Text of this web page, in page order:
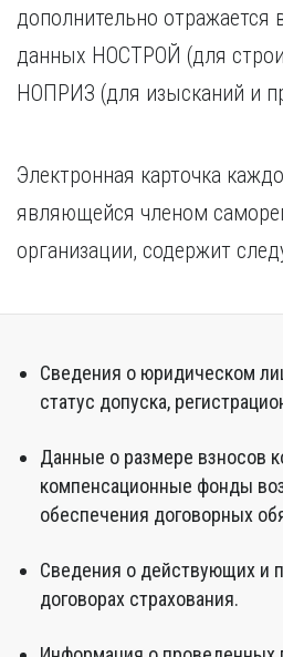
дополнительно отражается
данных НОСТРОЙ (для
НОПРИЗ (для изысканий и
Электронная карточка
являющейся членом
организации, содержит
Сведения о юридическом
статус допуска,
Данные о размере взносов
компенсационные фонды
обеспечения договорных
Сведения о действующих и
договорах страхования.